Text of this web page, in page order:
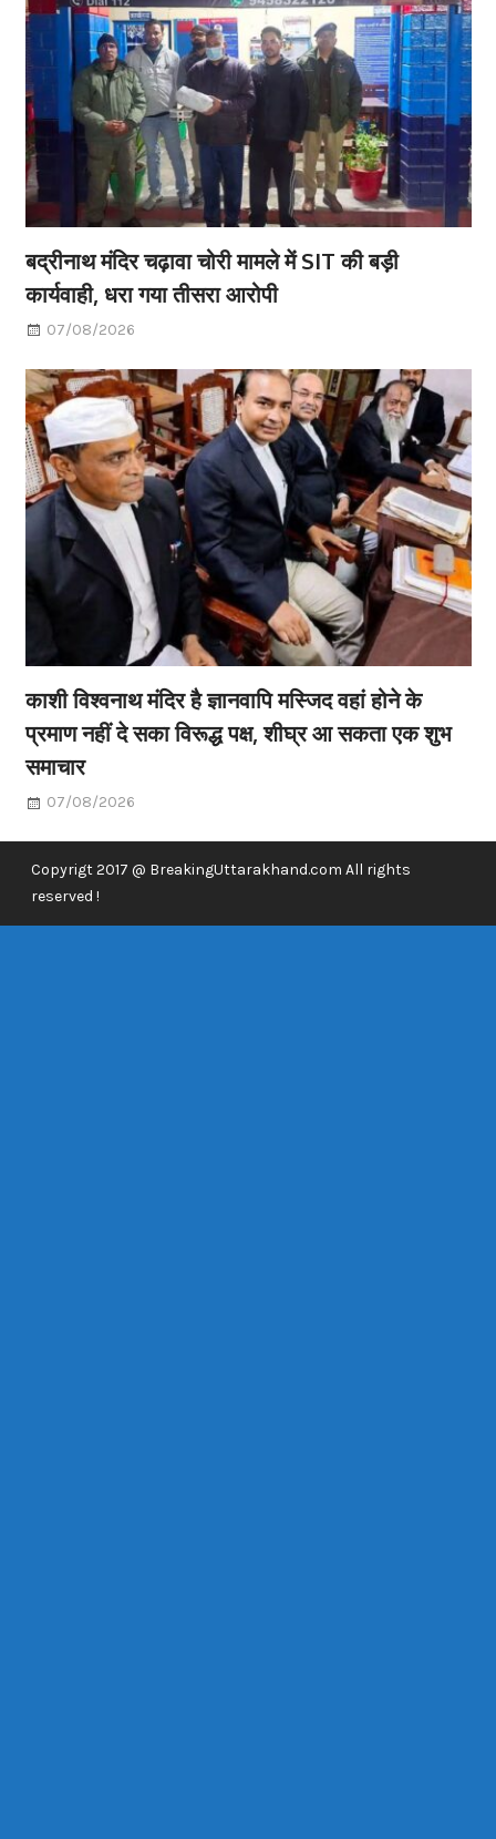
बद्रीनाथ मंदिर चढ़ावा चोरी मामले में SIT की बड़ी
कार्यवाही, धरा गया तीसरा आरोपी
07/08/2026
काशी विश्वनाथ मंदिर है ज्ञानवापि मस्जिद वहां होने के
प्रमाण नहीं दे सका विरूद्ध पक्ष, शीघ्र आ सकता एक शुभ
समाचार
07/08/2026
Copyrigt 2017 @ BreakingUttarakhand.com All rights
reserved !